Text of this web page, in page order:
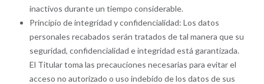
inactivos durante un tiempo considerable.
Principio de integridad y confidencialidad: Los datos
personales recabados serán tratados de tal manera que su
seguridad, confidencialidad e integridad está garantizada.
El Titular toma las precauciones necesarias para evitar el
acceso no autorizado o uso indebido de los datos de sus